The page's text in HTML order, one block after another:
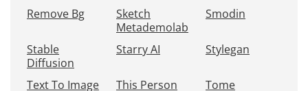
Remove Bg
Sketch
Metademolab
Smodin
Stable
Diffusion
Starry AI Stylegan
Text To Image
This Person
Tome